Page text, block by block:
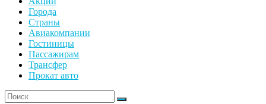
Города
Страны
Авиакомпании
Гостиницы
Пассажирам
Трансфер
Прокат авто